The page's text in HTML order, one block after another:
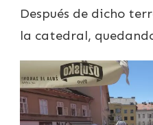
Después de dicho
la catedral,